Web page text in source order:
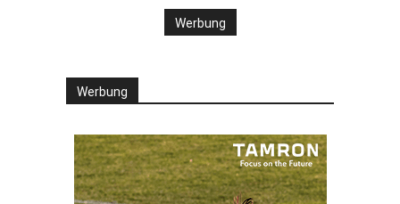
Werbung
Werbung